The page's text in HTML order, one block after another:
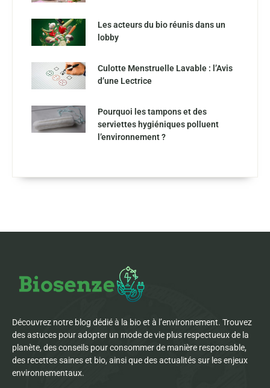
Les acteurs du bio réunis dans un
lobby
Culotte Menstruelle Lavable : l’Avis
d’une Lectrice
Pourquoi les tampons et des
serviettes hygiéniques polluent
l’environnement ?
Découvrez notre blog dédié à la bio et à l’environnement. Trouvez
des astuces pour adopter un mode de vie plus respectueux de la
planète, des conseils pour consommer de manière responsable,
des recettes saines et bio, ainsi que des actualités sur les enjeux
environnementaux.